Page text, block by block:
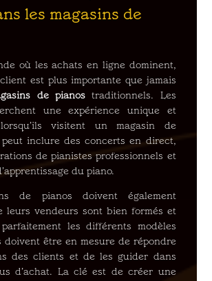
les magasins de
où les achats en ligne dominent,
client est plus importante que jamais
de pianos
traditionnels. Les
une expérience unique et
visitent un magasin de
peut inclure des concerts en direct,
de pianistes professionnels et
du piano.
de pianos doivent également
leurs vendeurs sont bien formés et
les différents modèles
doivent être en mesure de répondre
des clients et de les guider dans
d’achat. La clé est de créer une